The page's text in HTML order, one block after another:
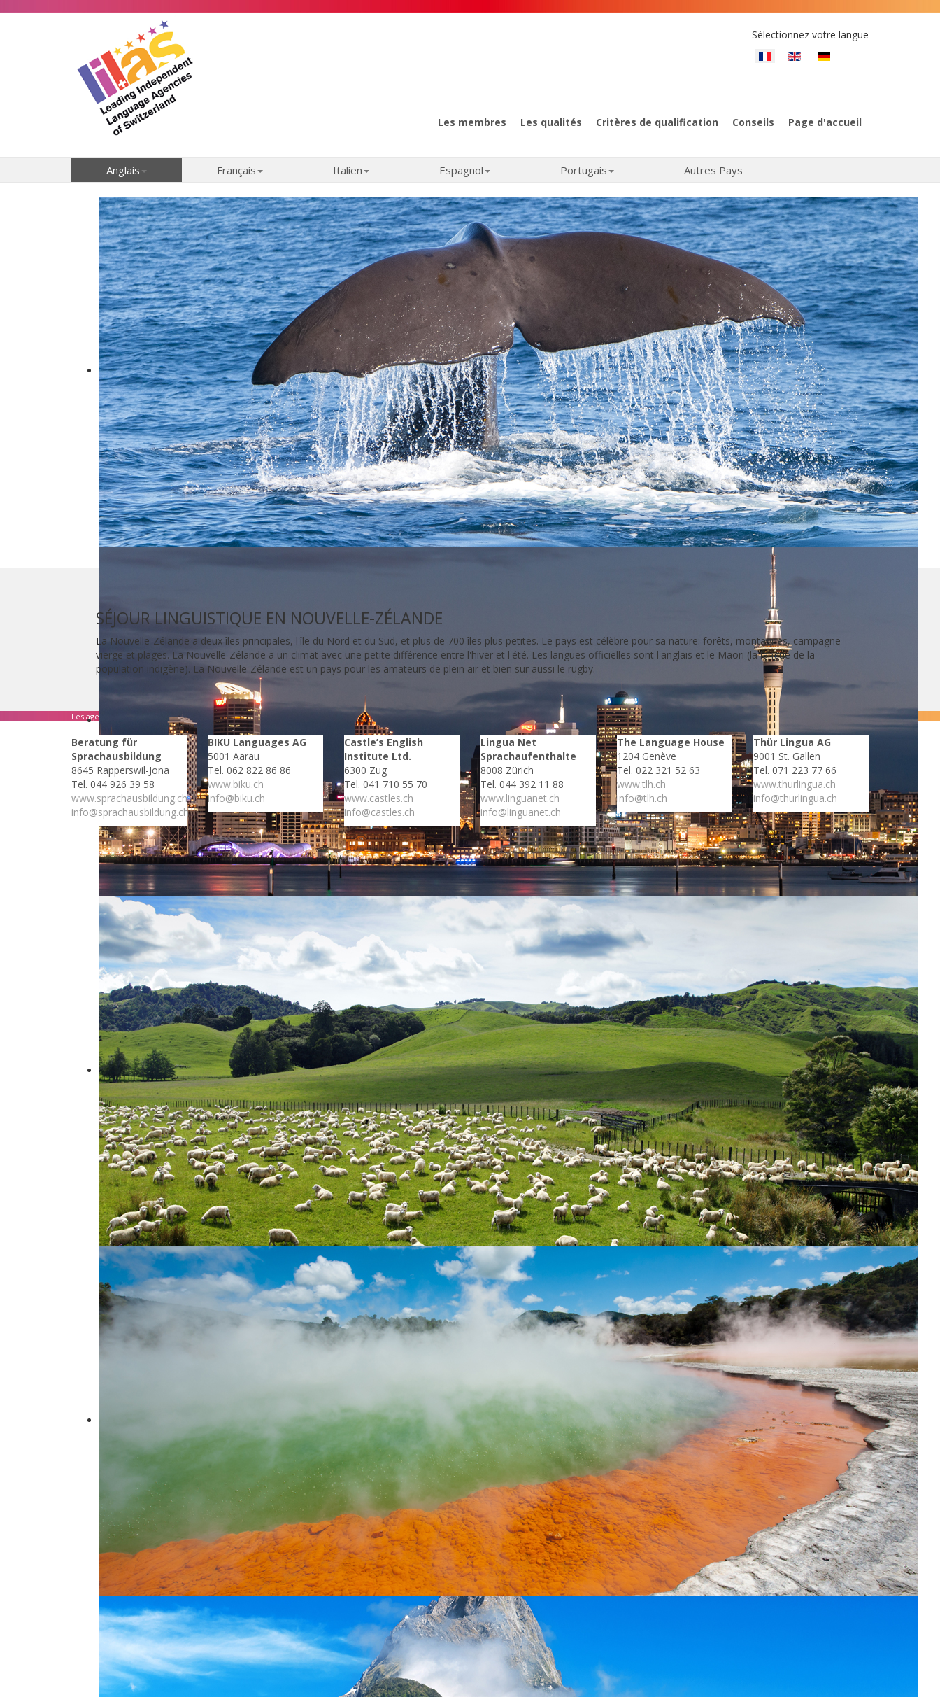
Sélectionnez votre langue
Page d'accueil
Conseils
Critères de qualification
Les qualités
Les membres
Anglais Français Italien Espagnol Portugais Autres Pays
SÉJOUR LINGUISTIQUE EN NOUVELLE-ZÉLANDE
La Nouvelle-Zélande a deux îles principales, l'île du Nord et du Sud, et plus de 700 îles plus petites. Le pays est célèbre pour sa nature: forêts, montagnes, campagne
vierge et plages. La Nouvelle-Zélande a un climat avec une petite différence entre l'hiver et l'été. Les langues officielles sont l'anglais et le Maori (la langue de la
population indigène). La Nouvelle-Zélande est un pays pour les amateurs de plein air et bien sur aussi le rugby.
Les agences suivants se spécialisent dans ce pays:
Beratung für
Sprachausbildung
8645 Rapperswil-Jona
Tel. 044 926 39 58
www.sprachausbildung.ch
info@sprachausbildung.ch
BIKU Languages AG
5001 Aarau
Tel. 062 822 86 86
www.biku.ch
info@biku.ch
Castle’s English
Institute Ltd.
6300 Zug
Tel. 041 710 55 70
www.castles.ch
info@castles.ch
Lingua Net
Sprachaufenthalte
8008 Zürich
Tel. 044 392 11 88
www.linguanet.ch
info@linguanet.ch
The Language House
1204 Genève
Tel. 022 321 52 63
www.tlh.ch
info@tlh.ch
Thür Lingua AG
9001 St. Gallen
Tel. 071 223 77 66
www.thurlingua.ch
info@thurlingua.ch